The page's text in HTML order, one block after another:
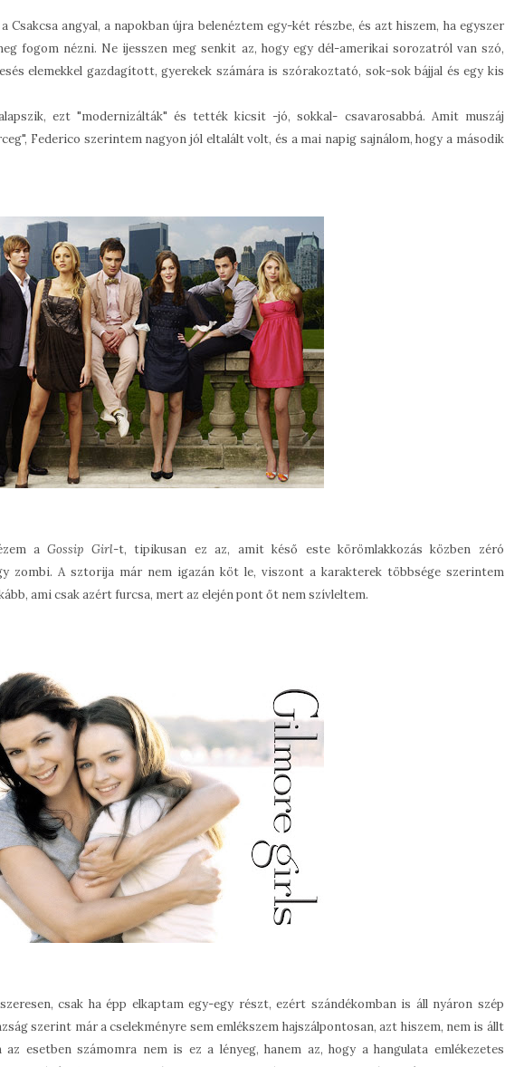
Csakcsa angyal, a napokban újra belenéztem egy-két részbe, és azt hiszem, ha egyszer
fogom nézni. Ne ijesszen meg senkit az, hogy egy dél-amerikai sorozatról van szó,
elemekkel gazdagított, gyerekek számára is szórakoztató, sok-sok bájjal és egy kis
ezt "modernizálták" és tették kicsit -jó, sokkal- csavarosabbá. Amit muszáj
Federico szerintem nagyon jól eltalált volt, és a mai napig sajnálom, hogy a második
aGossip Girl-t, tipikusan ez az, amit késő este körömlakkozás közben zéró
zombi. A sztorija már nem igazán köt le, viszont a karakterek többsége szerintem
ami csak azért furcsa, mert az elején pont őt nem szívleltem.
csak ha épp elkaptam egy-egy részt, ezért szándékomban is áll nyáron szép
szerint már a cselekményre sem emlékszem hajszálpontosan, azt hiszem, nem is állt
az esetben számomra nem is ez a lényeg, hanem az, hogy a hangulata emlékezetes